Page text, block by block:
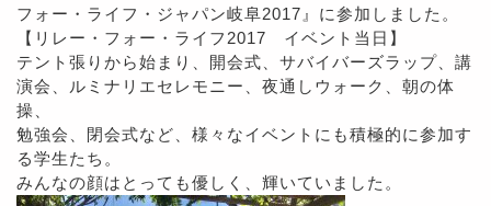
フォー・ライフ・ジャパン岐阜2017』に参加しました。
【リレー・フォー・ライフ2017 イベント当日】
テント張りから始まり、開会式、サバイバーズラップ、講
演会、ルミナリエセレモニー、夜通しウォーク、朝の体
操、
勉強会、閉会式など、様々なイベントにも積極的に参加す
る学生たち。
みんなの顔はとっても優しく、輝いていました。